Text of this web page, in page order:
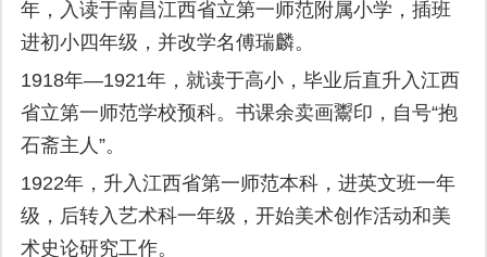
年，入读于南昌江西省立第一师范附属小学，插班
进初小四年级，并改学名傅瑞麟。
1918年—1921年，就读于高小，毕业后直升入江西
省立第一师范学校预科。书课余卖画鬻印，自号“抱
石斋主人”。
1922年，升入江西省第一师范本科，进英文班一年
级，后转入艺术科一年级，开始美术创作活动和美
术史论研究工作。